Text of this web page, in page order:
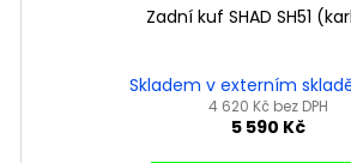
Zadní kuf SHAD SH51
Skladem v externím
4 620 Kč bez DPH
5 590 Kč